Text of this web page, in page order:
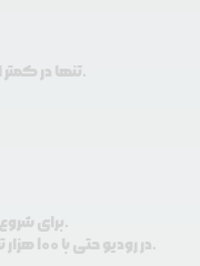
تنها در کمتر از 30 ثانیه ثبت‌نام و احراز هویت خود را تکمیل کنید.
برای شروع معامله، کیف پول خود را به میزان دلخواه شارژ کنید.
در رودیو حتی با 100 هزار تومان هم امکان معامله و خرید ارز دیجیتال وجود دارد.